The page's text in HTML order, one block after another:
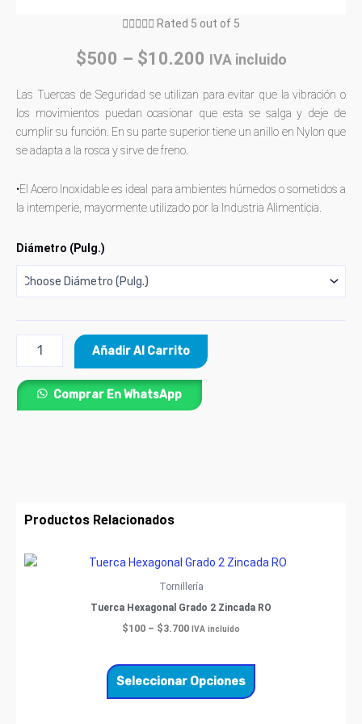
 Rated 5 out of 5
$500 – $10.200 IVA incluido
Las Tuercas de Seguridad se utilizan para evitar que la vibración o
los movimientos puedan ocasionar que esta se salga y deje de
cumplir su función. En su parte superior tiene un anillo en Nylon que
se adapta a la rosca y sirve de freno.
•El Acero Inoxidable es ideal para ambientes húmedos o sometidos a
la intemperie, mayormente utilizado por la Industria Alimenticia.
Diámetro (Pulg.)
Añadir Al Carrito
Comprar En WhatsApp
Productos Relacionados
Tornillería
Tuerca Hexagonal Grado 2 Zincada RO
$100 – $3.700
Price
$100
$3.700
IVA incluido
Seleccionar Opciones
Este
se